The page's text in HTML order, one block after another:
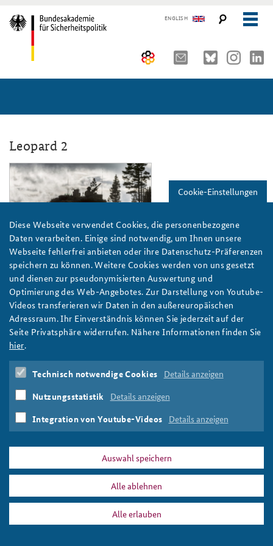
ENGLISH
Auftrag und Organisation
Historischer Ort
Kompetenzzentrum Strategische Vorausschau
Team
Sicherheitspolitische Nachwuchsarbeit
Beirat
Praktika an der BAKS
Anfahrt
Freundeskreis
10 Jahre AKJS
Seminare und Tagungen
Führungskräfteseminar für Sicherheitspolitik
Kernseminar für Sicherheitspolitik
Methodenseminar Strategische Vorausschau
Fachseminar Digitalisierung und Sicherheitspolitik
Fachseminar Desinformation und Sicherheitspolitik
Deutsches Forum Sicherheitspolitik
Arbeitskreis "Junge Sicherheitspolitiker"
Das Sicherheitspolitische Gespräch an der BAKS
Studierendenkonferenz Sicherheitspolitik gestalten
Publikationen und Presse
#angeBAKSt: Aktuelle Kommentare zur Sicherheitspolitik
Arbeitspapiere Sicherheitspolitik
Pressespiegel und Gastbeiträge von BAKS-Angehörigen
Ansprechpartner für Presse- und andere Medienanfragen
Newsletter-Archiv
STUDIENPLATTFORM
Leopard 2
Foto: NATO/Dorow/CC BY-NC-ND 2.0
Leopard 2: BAKS-Präsident betont im Cicero-
Interview Einbindung der USA
Im Interview mit der Zeitschrift Cicero spricht BAKS-Präsident
Ekkehard Brose über die Entscheidung der Bundesregierung, der
Ukraine Kampfpanzer zur Verfügung zu stellen.
weiter
Bundeskanzler,USA,NATO,Ukrainekrieg,Russland
Rüstung,Ramstein
PRESSE DATENSCHUTZ IMPRESSUM FAQ
Leopard 2 Drucken
Cookie-Einstellungen
Diese Webseite verwendet Cookies, die personenbezogene
Daten verarbeiten. Einige sind notwendig, um Ihnen unsere
Webseite fehlerfrei anbieten oder ihre Datenschutz-Präferenzen
speichern zu können. Weitere Cookies werden von uns gesetzt
und dienen zur pseudonymisierten Auswertung und
Optimierung des Web-Angebotes. Zur Darstellung von Youtube-
Videos transferieren wir Daten in den außereuropäischen
Adressraum. Ihr Einverständnis können Sie jederzeit auf der
Seite Privatsphäre widerrufen. Nähere Informationen finden Sie
hier.
Technisch notwendige Cookies Details anzeigen
Nutzungsstatistik Details anzeigen
Integration von Youtube-Videos Details anzeigen
Auswahl speichern
Alle ablehnen
Alle erlauben